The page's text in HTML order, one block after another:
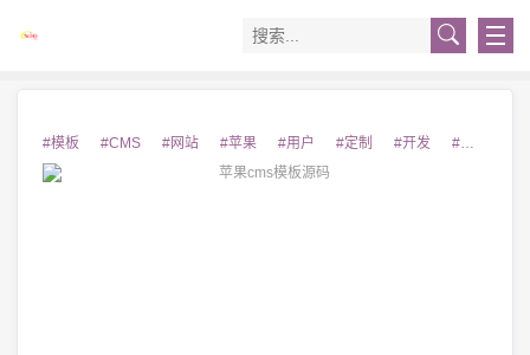
#模板 #CMS #网站 #苹果 #用户 #定制 #开发 #源码